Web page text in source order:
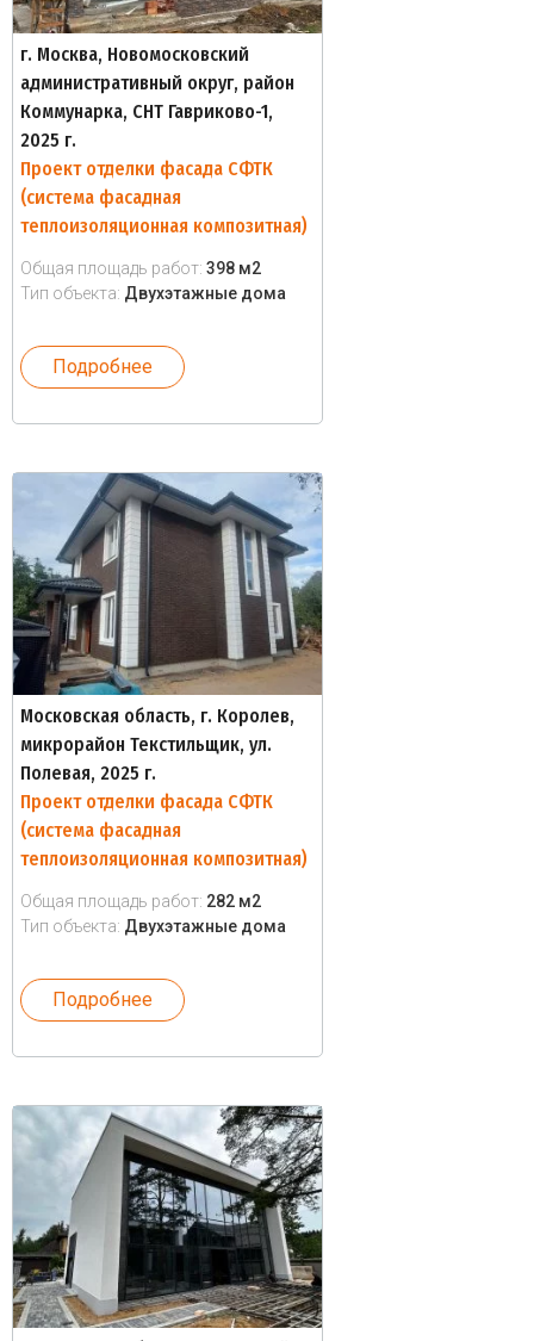
г. Москва, Новомосковский
административный округ, район
Коммунарка, СНТ Гавриково-1,
2025 г.
Проект отделки фасада СФТК
(система фасадная
теплоизоляционная композитная)
Общая площадь работ: 398 м2
Тип объекта: Двухэтажные дома
Подробнее
Московская область, г. Королев,
микрорайон Текстильщик, ул.
Полевая, 2025 г.
Проект отделки фасада СФТК
(система фасадная
теплоизоляционная композитная)
Общая площадь работ: 282 м2
Тип объекта: Двухэтажные дома
Подробнее